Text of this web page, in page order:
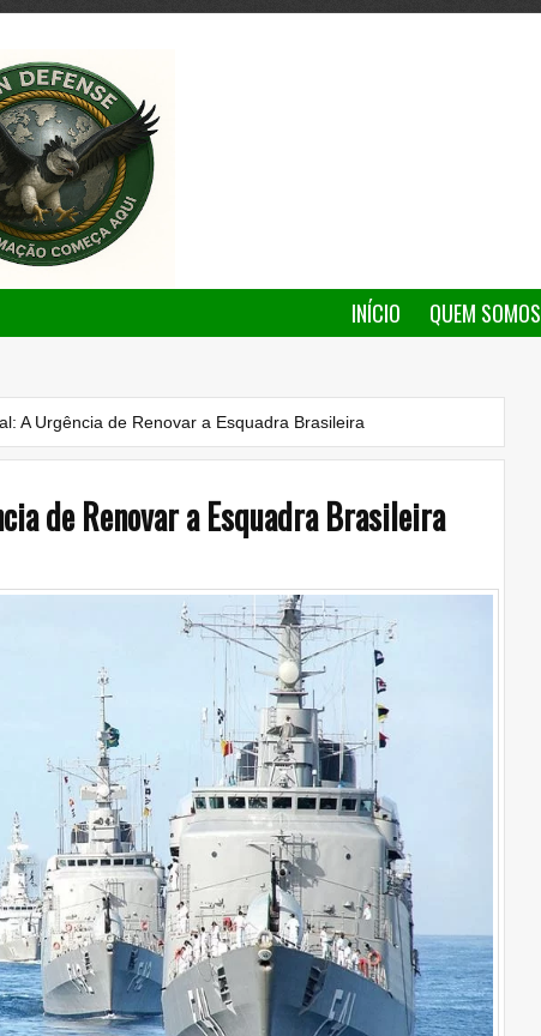
INÍCIO QUEM SOMOS
A Urgência de Renovar a Esquadra Brasileira
de Renovar a Esquadra Brasileira